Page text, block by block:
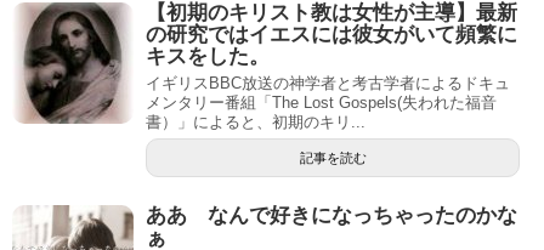
【初期のキリスト教は女性が主導】最新
の研究ではイエスには彼女がいて頻繁に
キスをした。
イギリスBBC放送の神学者と考古学者によるドキュ
メンタリー番組「The Lost Gospels(失われた福音
書）」によると、初期のキリ...
記事を読む
ああ なんで好きになっちゃったのかな
ぁ